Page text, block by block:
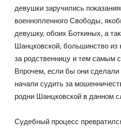
девушки заручились
военнопленного Свободы,
девушку, обоих Боткиных, а
Шанцковской, большинство из
за родственницу и тем самым
Впрочем, если бы они сделали
начали судить за
родни Шанцковской в данном
Судебный процесс